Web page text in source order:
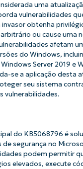
uma
vulnerabilidades
obtenha
ou cause uma
afetam
do Windows,
Server 2019 e
se a aplicação desta
seu sistema
vulnerabilidades.
do KB5068796 é
de segurança no
podem permitir
elevados, execute